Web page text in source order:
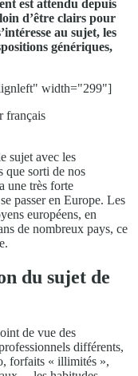
est attendu depuis
d’être clairs pour
au sujet, les
génériques,
width="299"]
français
sujet avec les
que sorti de nos
une très forte
passer en Europe. Les
européens, en
de nombreux pays, ce
du sujet de
de vue des
différents,
forfaits « illimités »,